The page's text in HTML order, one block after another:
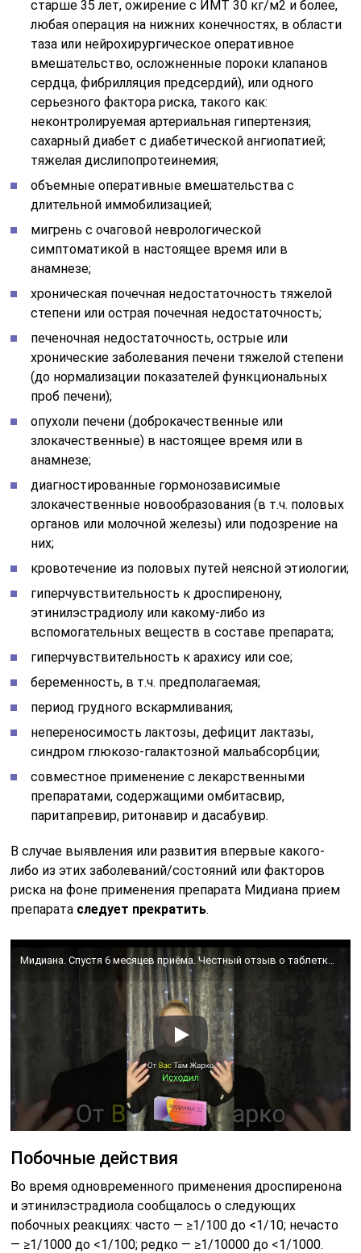
старше 35 лет, ожирение с ИМТ 30 кг/м2 и более,
любая операция на нижних конечностях, в области
таза или нейрохирургическое оперативное
вмешательство, осложненные пороки клапанов
сердца, фибрилляция предсердий), или одного
серьезного фактора риска, такого как:
неконтролируемая артериальная гипертензия;
сахарный диабет с диабетической ангиопатией;
тяжелая дислипопротеинемия;
объемные оперативные вмешательства с
длительной иммобилизацией;
мигрень с очаговой неврологической
симптоматикой в настоящее время или в
анамнезе;
хроническая почечная недостаточность тяжелой
степени или острая почечная недостаточность;
печеночная недостаточность, острые или
хронические заболевания печени тяжелой степени
(до нормализации показателей функциональных
проб печени);
опухоли печени (доброкачественные или
злокачественные) в настоящее время или в
анамнезе;
диагностированные гормонозависимые
злокачественные новообразования (в т.ч. половых
органов или молочной железы) или подозрение на
них;
кровотечение из половых путей неясной этиологии;
гиперчувствительность к дроспиренону,
этинилэстрадиолу или какому-либо из
вспомогательных веществ в составе препарата;
гиперчувствительность к арахису или сое;
беременность, в т.ч. предполагаемая;
период грудного вскармливания;
непереносимость лактозы, дефицит лактазы,
синдром глюкозо-галактозной мальабсорбции;
совместное применение с лекарственными
препаратами, содержащими омбитасвир,
паритапревир, ритонавир и дасабувир.
В случае выявления или развития впервые какого-
либо из этих заболеваний/состояний или факторов
риска на фоне применения препарата Мидиана прием
препарата следует прекратить.
Побочные действия
Во время одновременного применения дроспиренона
и этинилэстрадиола сообщалось о следующих
побочных реакциях: часто — ≥1/100 до <1/10; нечасто
— ≥1/1000 до <1/100; редко — ≥1/10000 до <1/1000.